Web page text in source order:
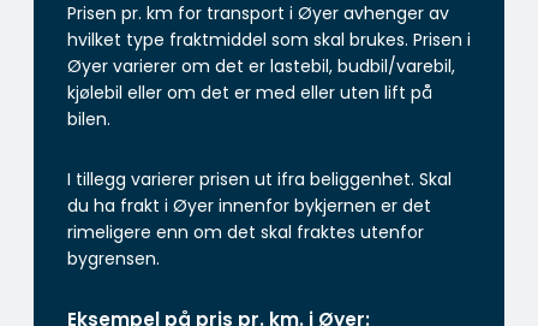
Prisen pr. km for transport i Øyer avhenger av
hvilket type fraktmiddel som skal brukes. Prisen i
Øyer varierer om det er lastebil, budbil/varebil,
kjølebil eller om det er med eller uten lift på
bilen.
I tillegg varierer prisen ut ifra beliggenhet. Skal
du ha frakt i Øyer innenfor bykjernen er det
rimeligere enn om det skal fraktes utenfor
bygrensen.
Eksempel på pris pr. km. i Øyer: